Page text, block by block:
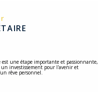
une étape importante et passionnante,
un investissement pour l'avenir et
rêve personnel.